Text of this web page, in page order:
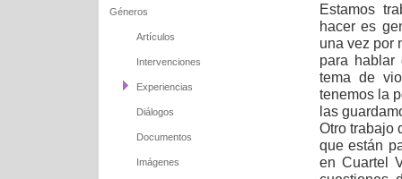
Géneros
Artículos
Intervenciones
Experiencias
Diálogos
Documentos
Imágenes
Estamos
hacer es
una vez por
para hablar
tema de
tenemos la
las
Otro trabajo
que están
en Cuartel